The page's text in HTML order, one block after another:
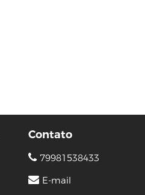
Contato
79981538433
E-mail